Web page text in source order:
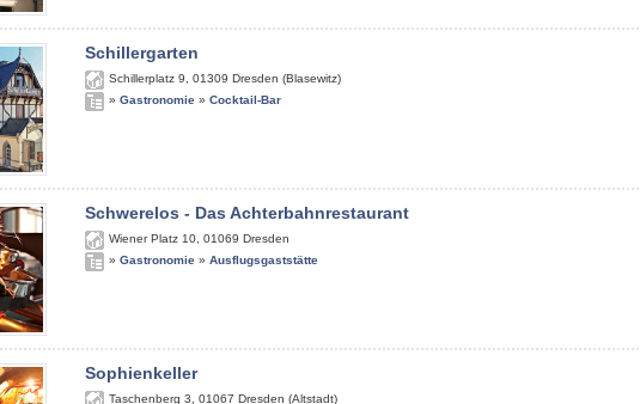
Schillergarten
Schillerplatz 9 01309 Dresden (Blasewitz)
» Gastronomie » Cocktail-Bar
Schwerelos - Das Achterbahnrestaurant
Wiener Platz 10 01069 Dresden
» Gastronomie » Ausflugsgaststätte
Sophienkeller
Taschenberg 3 01067 Dresden (Altstadt)